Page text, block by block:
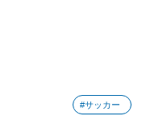
#サッカー